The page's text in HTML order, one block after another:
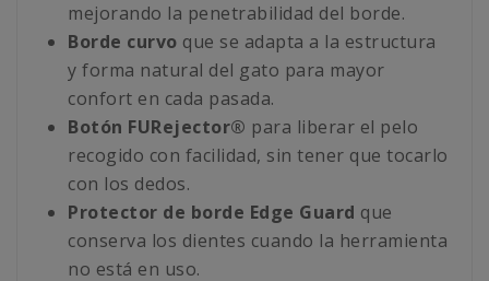
mejorando la penetrabilidad del borde.
Borde curvo que se adapta a la estructura
y forma natural del gato para mayor
confort en cada pasada.
Botón FURejector® para liberar el pelo
recogido con facilidad, sin tener que tocarlo
con los dedos.
Protector de borde Edge Guard que
conserva los dientes cuando la herramienta
no está en uso.